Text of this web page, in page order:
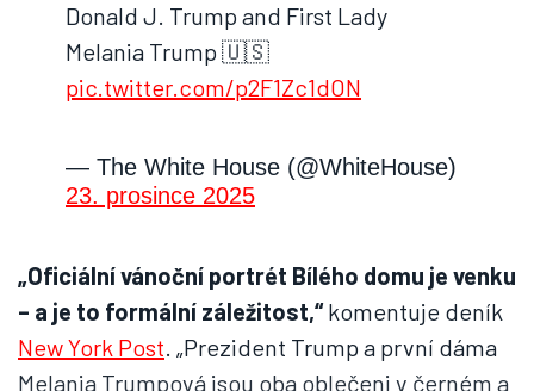
Donald J. Trump and First Lady
Melania Trump 🇺🇸
pic.twitter.com/p2F1Zc1dON
— The White House (@WhiteHouse)
23. prosince 2025
„Oficiální vánoční portrét Bílého domu je venku
– a je to formální záležitost,“komentuje deník
New York Post. „Prezident Trump a první dáma
Melania Trumpová jsou oba oblečeni v černém a